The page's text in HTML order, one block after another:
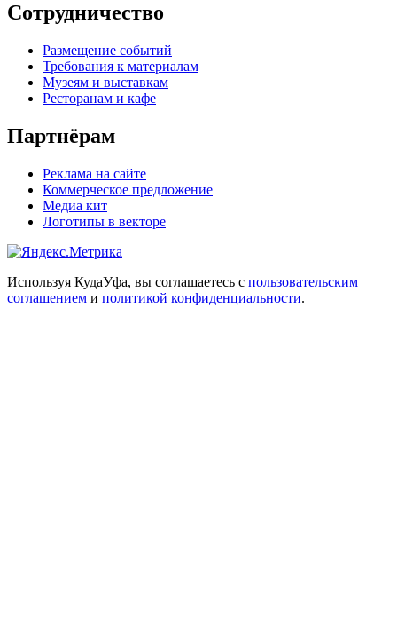
Сотрудничество
Размещение событий
Требования к материалам
Музеям и выставкам
Ресторанам и кафе
Партнёрам
Реклама на сайте
Коммерческое предложение
Медиа кит
Логотипы в векторе
Используя КудаУфа, вы соглашаетесь с пользовательским
соглашением и политикой конфиденциальности.